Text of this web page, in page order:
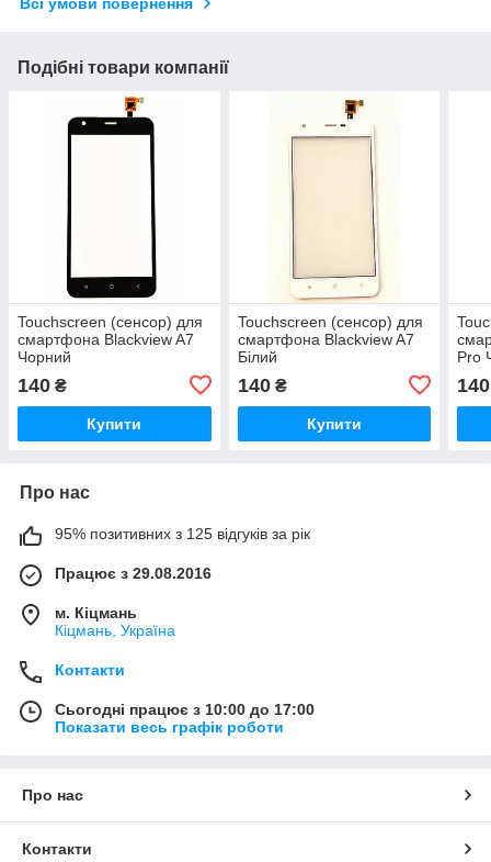
Всі умови повернення
Подібні товари компанії
Touchscreen (сенсор) для
смартфона Blackview A7
Чорний
140 ₴
Купити
Touchscreen (сенсор) для
смартфона Blackview A7
Білий
140₴
Купити
Pro
140
Про нас
95% позитивних з 125 відгуків за рік
Працює з 29.08.2016
м. Кіцмань
Кіцмань, Україна
Контакти
Сьогодні працює з 10:00 до 17:00
Показати весь графік роботи
Про нас
Контакти